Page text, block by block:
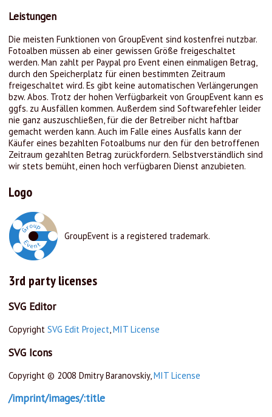
Leistungen
Die meisten Funktionen von GroupEvent sind kostenfrei nutzbar.
Fotoalben müssen ab einer gewissen Größe freigeschaltet
werden. Man zahlt per Paypal pro Event einen einmaligen Betrag,
durch den Speicherplatz für einen bestimmten Zeitraum
freigeschaltet wird. Es gibt keine automatischen Verlängerungen
bzw. Abos. Trotz der hohen Verfügbarkeit von GroupEvent kann es
ggfs. zu Ausfällen kommen. Außerdem sind Softwarefehler leider
nie ganz auszuschließen, für die der Betreiber nicht haftbar
gemacht werden kann. Auch im Falle eines Ausfalls kann der
Käufer eines bezahlten Fotoalbums nur den für den betroffenen
Zeitraum gezahlten Betrag zurückfordern. Selbstverständlich sind
wir stets bemüht, einen hoch verfügbaren Dienst anzubieten.
Logo
GroupEvent is a registered trademark.
3rd party licenses
SVG Editor
Copyright SVG Edit Project,MIT License
SVG Icons
Copyright © 2008 Dmitry Baranovskiy, MIT License
/imprint/images/:title